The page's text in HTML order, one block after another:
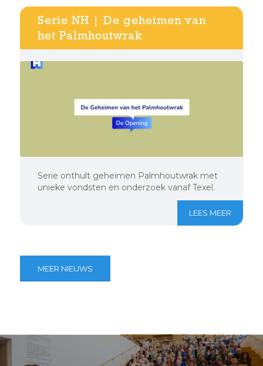
Serie NH | De geheimen van
het Palmhoutwrak
Serie onthult geheimen Palmhoutwrak met
unieke vondsten en onderzoek vanaf Texel.
LEES MEER
MEER NIEUWS